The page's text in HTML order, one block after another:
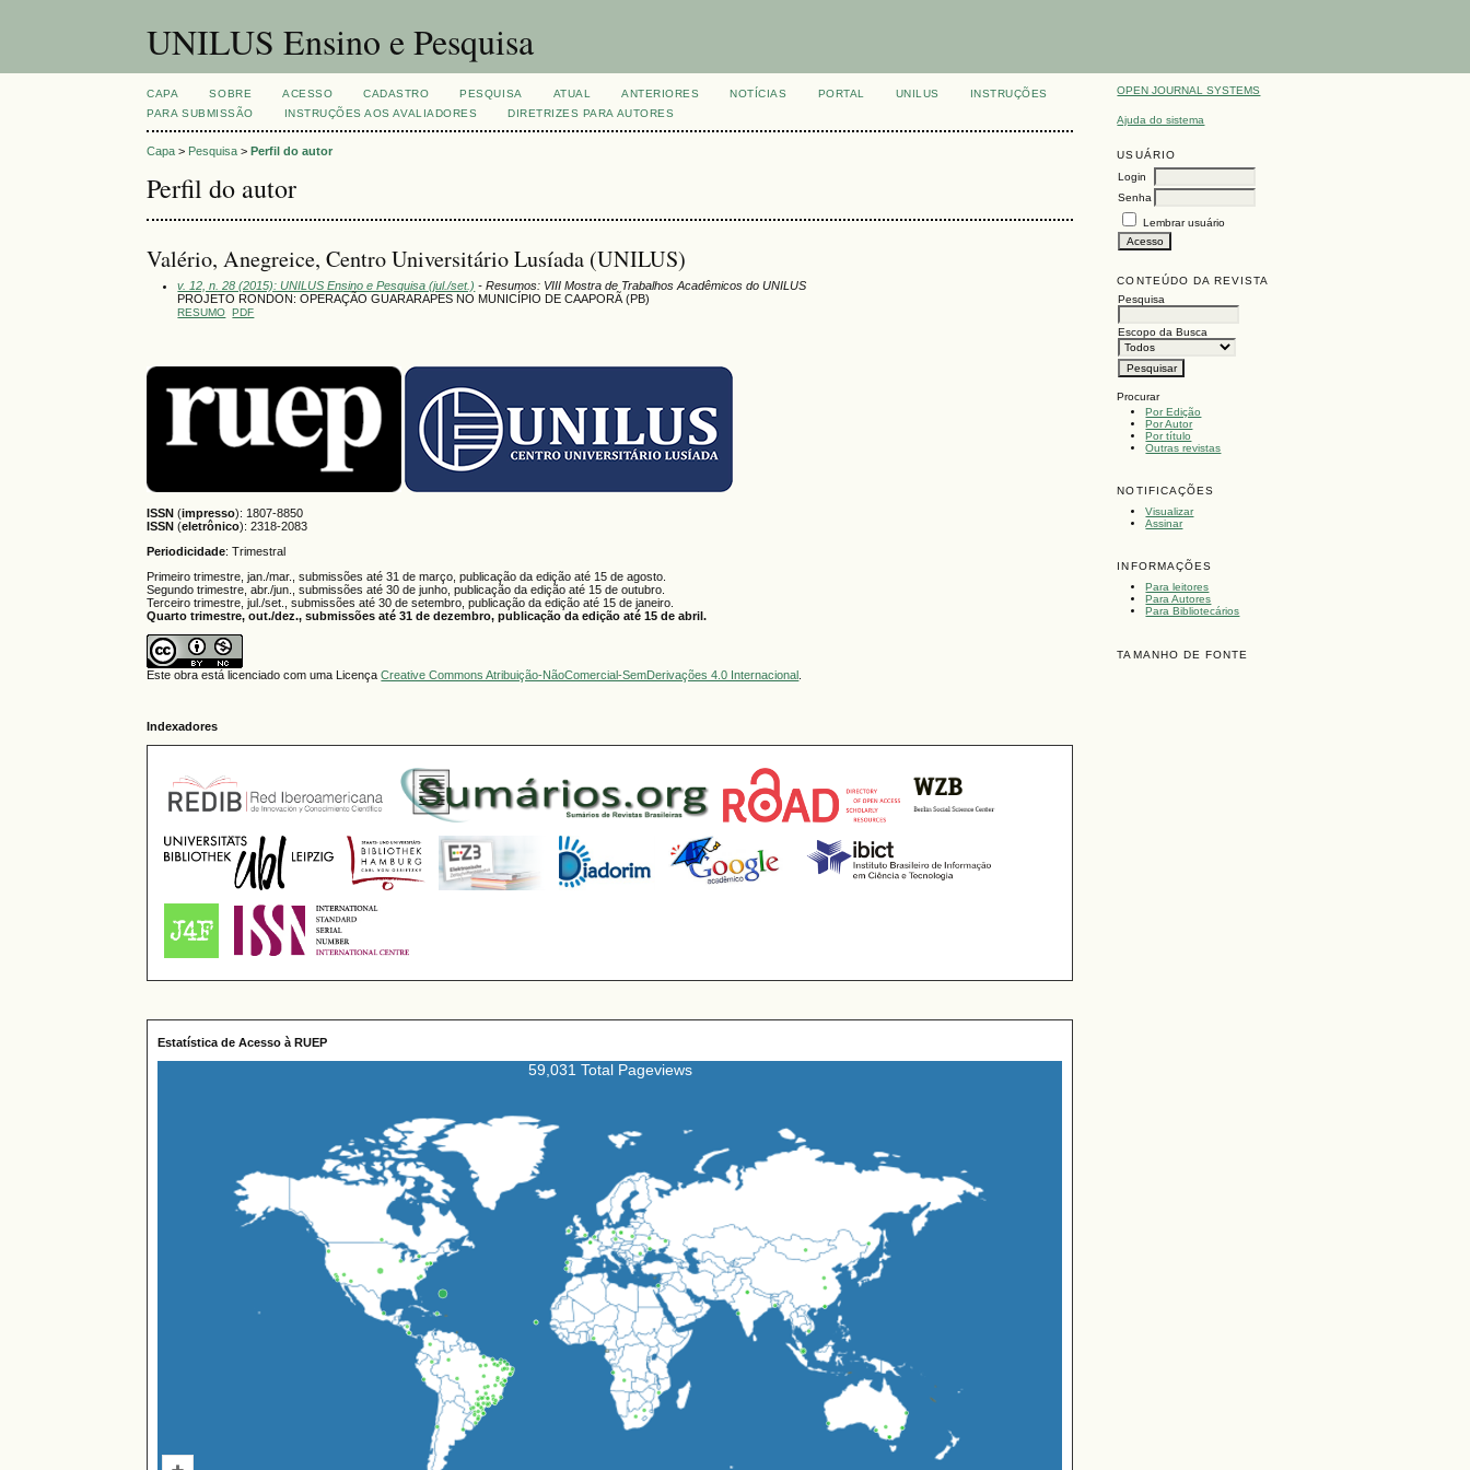
UNILUS Ensino e Pesquisa
OPEN JOURNAL SYSTEMS
Ajuda do sistema
USUÁRIO
Login
Senha
Lembrar usuário
CONTEÚDO DA REVISTA
Pesquisa
Escopo da Busca
Procurar
Por Edição
Por Autor
Por título
Outras revistas
NOTIFICAÇÕES
Visualizar
Assinar
INFORMAÇÕES
Para leitores
Para Autores
Para Bibliotecários
TAMANHO DE FONTE
CAPA SOBRE ACESSO CADASTRO PESQUISA ATUAL ANTERIORES NOTÍCIAS PORTAL UNILUS
INSTRUÇÕES
PARA SUBMISSÃO
INSTRUÇÕES AOS AVALIADORES DIRETRIZES PARA AUTORES
Capa > Pesquisa >Perfil do autor
Perfil do autor
Valério, Anegreice, Centro Universitário Lusíada (UNILUS)
v. 12, n. 28 (2015): UNILUS Ensino e Pesquisa (jul./set.) - Resumos: VIII Mostra de Trabalhos Acadêmicos do UNILUS
PROJETO RONDON: OPERAÇÃO GUARARAPES NO MUNICÍPIO DE CAAPORÃ (PB)
RESUMO PDF
ISSN (impresso): 1807-8850
ISSN (eletrônico):2318-2083
Periodicidade: Trimestral
Primeiro trimestre, jan./mar., submissões até 31 de março, publicação da edição até 15 de agosto.
Segundo trimestre, abr./jun., submissões até 30 de junho, publicação da edição até 15 de outubro.
Terceiro trimestre, jul./set., submissões até 30 de setembro, publicação da edição até 15 de janeiro.
Quarto trimestre, out./dez., submissões até 31 de dezembro, publicação da edição até 15 de abril.
Este obra está licenciado com uma LicençaCreative Commons Atribuição-NãoComercial-SemDerivações 4.0 Internacional
Indexadores
Estatística de Acesso à RUEP
59,031 Total Pageviews